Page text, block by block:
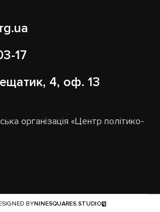
17
4, оф. 13
організація «Центр політико-
BYNINESQUARES.STUDIO